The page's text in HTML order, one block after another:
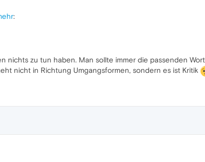
:
nichts zu tun haben. Man sollte immer die passenden
nicht in Richtung Umgangsformen, sondern es ist Kritik